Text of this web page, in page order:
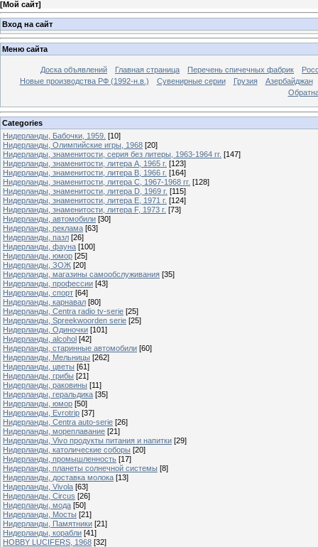
[Мой сайт]
Вход на сайт
Меню сайта
Доска объявлений Главная страница Перечень спичечных фабрик
Новые производства РФ (1992-н.в.)
Сувенирные серии Грузия
Азербайджан
Categories
Нидерланды, Бабочки, 1959. [10]
Нидерланды, Олимпийские игры, 1968 [20]
Нидерланды, знаменитости, серия без литеры, 1963-1964 гг. [147]
Нидерланды, знаменитости, литера A, 1965 г. [123]
Нидерланды, знаменитости, литера B, 1966 г. [164]
Нидерланды, знаменитости, литера C, 1967-1968 гг. [128]
Нидерланды, знаменитости, литера D, 1969 г. [115]
Нидерланды, знаменитости, литера E, 1971 г. [124]
Нидерланды, знаменитости, литера F, 1973 г. [73]
Нидерланды, автомобили [30]
Нидерланды, реклама [63]
Нидерланды, пазл [26]
Нидерланды, фауна [100]
Нидерланды, юмор [25]
Нидерланды, ЗОЖ [20]
Нидерланды, магазины самообслуживания [35]
Нидерланды, профессии [43]
Нидерланды, спорт [64]
Нидерланды, карнавал [80]
Нидерланды, Centra radio tv-serie [25]
Нидерланды, Spreekwoorden serie [25]
Нидерланды, Одиночки [101]
Нидерланды, alcohol [42]
Нидерланды, старинные автомобили [60]
Нидерланды, Мельницы [262]
Нидерланды, цветы [61]
Нидерланды, грибы [21]
Нидерланды, раковины [11]
Нидерланды, геральдика [35]
Нидерланды, юмор [50]
Нидерланды, Evrotrip [37]
Нидерланды, Centra auto-serie [26]
Нидерланды, мореплавание [21]
Нидерланды, Vivo продукты питания и напитки [29]
Нидерланды, католические соборы [20]
Нидерланды, промышленность [17]
Нидерланды, планеты солнечной системы [8]
Нидерланды, доставка молока [13]
Нидерланды, Vivola [63]
Нидерланды, Circus [26]
Нидерланды, мода [50]
Нидерланды, Мосты [21]
Нидерланды, Памятники [21]
Нидерланды, корабли [41]
HOBBY LUCIFERS, 1968 [32]